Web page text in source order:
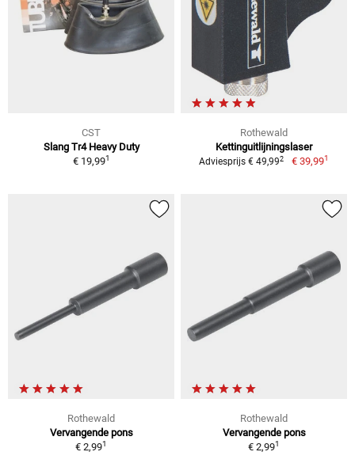
CST
Slang Tr4 Heavy Duty
€ 19,991
Rothewald
Kettinguitlijningslaser
Adviesprijs € 49,992 € 39,991
Rothewald
Vervangende pons
€ 2,991
Rothewald
Vervangende pons
€ 2,991